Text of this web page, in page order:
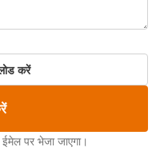
करें
पर भेजा जाएगा।